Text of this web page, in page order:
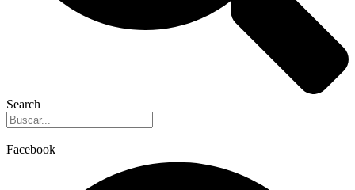
Search
Facebook